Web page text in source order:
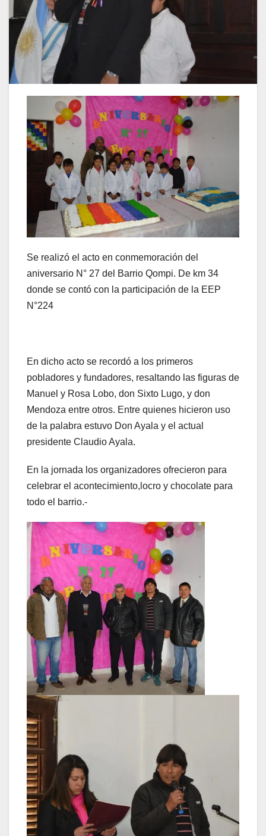
Se realizó el acto en conmemoración del
aniversario N° 27 del Barrio Qompi. De km 34
donde se contó con la participación de la EEP
N°224
En dicho acto se recordó a los primeros
pobladores y fundadores, resaltando las figuras de
Manuel y Rosa Lobo, don Sixto Lugo, y don
Mendoza entre otros. Entre quienes hicieron uso
de la palabra estuvo Don Ayala y el actual
presidente Claudio Ayala.
En la jornada los organizadores ofrecieron para
celebrar el acontecimiento,locro y chocolate para
todo el barrio.-